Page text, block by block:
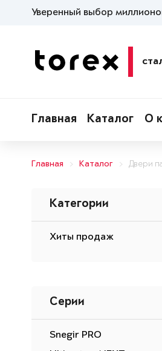
Уверенный выбор
Главная Каталог О
Главная Каталог Двери
Категории
Хиты продаж
Серии
Snegir PRO